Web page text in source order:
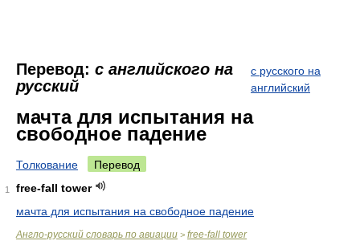
Перевод: с английского на
русский
с русского на
английский
мачта для испытания на
свободное падение
Толкование Перевод
1
free-fall tower
мачта для испытания на свободное падение
Англо-русский словарь по авиации > free-fall tower